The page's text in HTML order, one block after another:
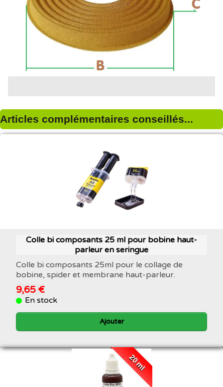
Articles complémentaires conseillés...
Colle bi composants 25 ml pour bobine haut-
parleur en seringue
Colle bi composants 25ml pour le collage de
bobine, spider et membrane haut-parleur.
9,65 €
En stock
Ajouter
20 ml